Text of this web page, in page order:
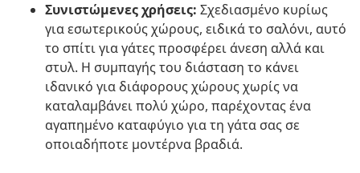
Συνιστώμενες χρήσεις: Σχεδιασμένο κυρίως
για εσωτερικούς χώρους, ειδικά το σαλόνι, αυτό
το σπίτι για γάτες προσφέρει άνεση αλλά και
στυλ. Η συμπαγής του διάσταση το κάνει
ιδανικό για διάφορους χώρους χωρίς να
καταλαμβάνει πολύ χώρο, παρέχοντας ένα
αγαπημένο καταφύγιο για τη γάτα σας σε
οποιαδήποτε μοντέρνα βραδιά.